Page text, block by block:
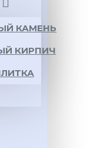
КАМЕНЬ
КИРПИЧ